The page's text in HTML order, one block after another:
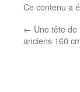
Ce contenu a
← Une tête
anciens 160